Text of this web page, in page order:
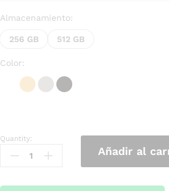
Almacenamiento:
256 GB 512 GB
Color:
Quantity:
Añadir al